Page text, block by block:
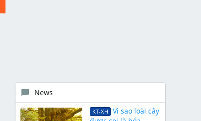
News
KT-XH
Vì sao loài cây